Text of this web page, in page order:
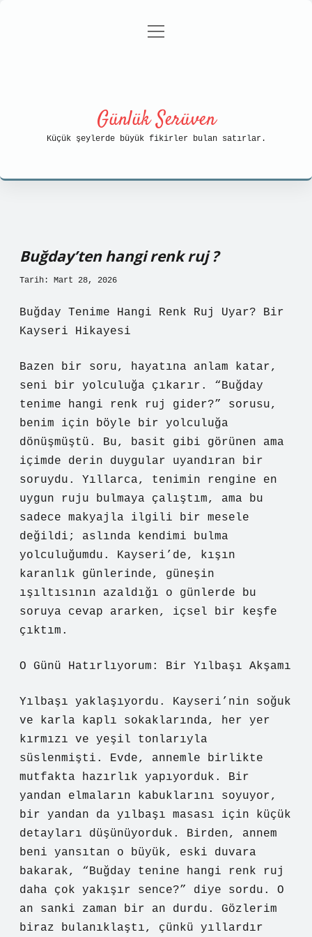
Gizlilik Politikası
menüyü
Günlük Serüven
Küçük şeylerde büyük fikirler bulan satırlar.
Buğday’ten hangi renk ruj ?
Tarih: Mart 28, 2026
Buğday Tenime Hangi Renk Ruj Uyar? Bir
Kayseri Hikayesi
Bazen bir soru, hayatına anlam katar,
seni bir yolculuğa çıkarır. “Buğday
tenime hangi renk ruj gider?” sorusu,
benim için böyle bir yolculuğa
dönüşmüştü. Bu, basit gibi görünen ama
içimde derin duygular uyandıran bir
soruydu. Yıllarca, tenimin rengine en
uygun ruju bulmaya çalıştım, ama bu
sadece makyajla ilgili bir mesele
değildi; aslında kendimi bulma
yolculuğumdu. Kayseri’de, kışın
karanlık günlerinde, güneşin
ışıltısının azaldığı o günlerde bu
soruya cevap ararken, içsel bir keşfe
çıktım.
O Günü Hatırlıyorum: Bir Yılbaşı Akşamı
Yılbaşı yaklaşıyordu. Kayseri’nin soğuk
ve karla kaplı sokaklarında, her yer
kırmızı ve yeşil tonlarıyla
süslenmişti. Evde, annemle birlikte
mutfakta hazırlık yapıyorduk. Bir
yandan elmaların kabuklarını soyuyor,
bir yandan da yılbaşı masası için küçük
detayları düşünüyorduk. Birden, annem
beni yansıtan o büyük, eski duvara
bakarak, “Buğday tenine hangi renk ruj
daha çok yakışır sence?” diye sordu. O
an sanki zaman bir an durdu. Gözlerim
biraz bulanıklaştı, çünkü yıllardır